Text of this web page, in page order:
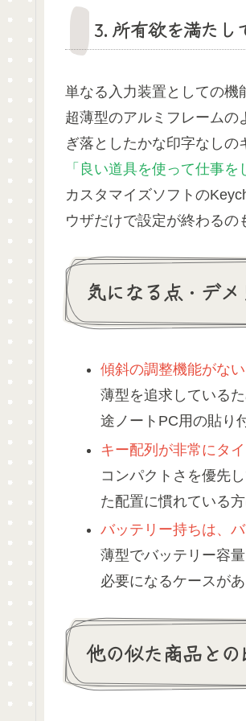
3. 所有欲を満たし
単なる入力装置としての機
超薄型のアルミフレームの
ぎ落としたかな印字なしの
「良い道具を使って仕事
カスタマイズソフトの
ウザだけで設定が終わるの
気になる点・デメ
傾斜の調整機能がな
薄型を追求している
途ノートPC用の貼り
キー配列が非常にタ
コンパクトさを優先
た配置に慣れている
バッテリー持ちは、
薄型でバッテリー容
必要になるケースが
他の似た商品と